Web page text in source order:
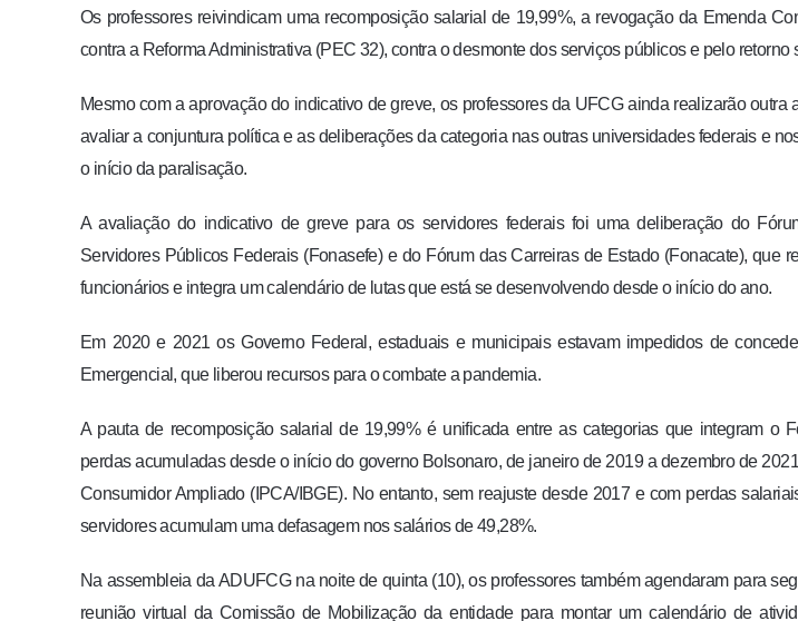
Os professores reivindicam uma recomposição salarial de 19,99%, a revogação da Emenda
contra a Reforma Administrativa (PEC 32), contra o desmonte dos serviços públicos e pelo
Mesmo com a aprovação do indicativo de greve, os professores da UFCG ainda realizarão outra
avaliar a conjuntura política e as deliberações da categoria nas outras universidades federais e
o início da paralisação.
A avaliação do indicativo de greve para os servidores federais foi uma deliberação do
Servidores Públicos Federais (Fonasefe) e do Fórum das Carreiras de Estado (Fonacate), que
funcionários e integra um calendário de lutas que está se desenvolvendo desde o início do ano.
Em 2020 e 2021 os Governo Federal, estaduais e municipais estavam impedidos de
Emergencial, que liberou recursos para o combate a pandemia.
A pauta de recomposição salarial de 19,99% é unificada entre as categorias que integram o
perdas acumuladas desde o início do governo Bolsonaro, de janeiro de 2019 a dezembro de
Consumidor Ampliado (IPCA/IBGE). No entanto, sem reajuste desde 2017 e com perdas
servidores acumulam uma defasagem nos salários de 49,28%.
Na assembleia da ADUFCG na noite de quinta (10), os professores também agendaram para
reunião virtual da Comissão de Mobilização da entidade para montar um calendário de